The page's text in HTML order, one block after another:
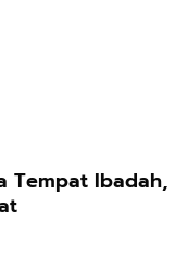
Tempat Ibadah,